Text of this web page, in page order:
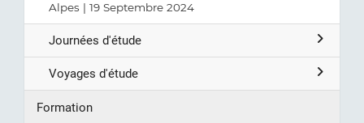
Alpes | 19 Septembre 2024
Journées d'étude
Voyages d'étude
Formation